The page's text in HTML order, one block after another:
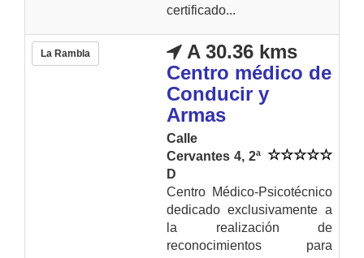
certificado...
La Rambla
A 30.36 kms
Centro médico de
Conducir y
Armas
Calle
Cervantes 4, 2ª
D
Centro Médico-Psicotécnico
dedicado exclusivamente a
la realización de
reconocimientos para